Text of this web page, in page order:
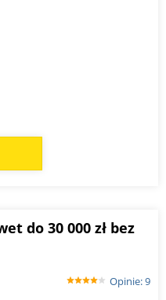
do 30 000 zł bez
Opinie: 9